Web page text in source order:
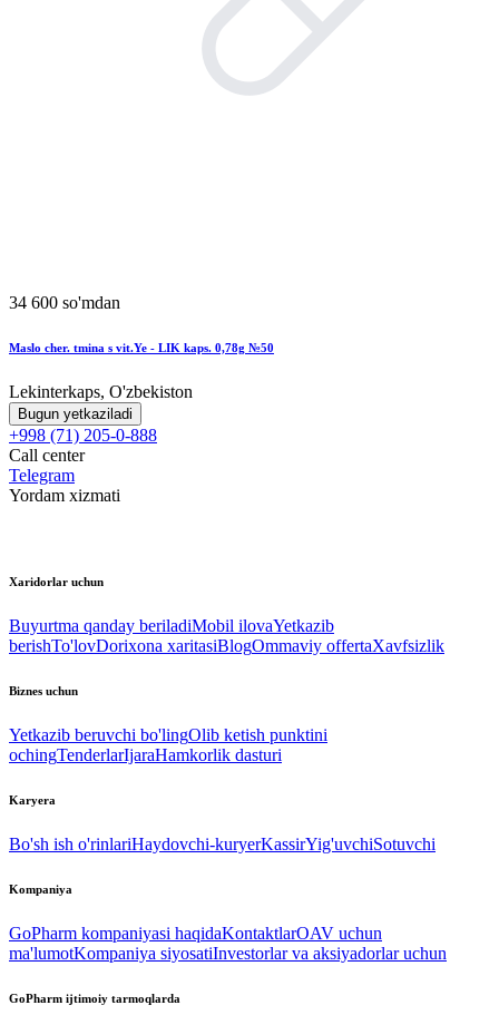
34 600 so'mdan
Maslo cher. tmina s vit.Ye - LIK kaps. 0,78g №50
Lekinterkaps, O'zbekiston
Bugun yetkaziladi
+998 (71) 205-0-888
Call center
Telegram
Yordam xizmati
Xaridorlar uchun
Buyurtma qanday beriladiMobil ilovaYetkazib
berishTo'lovDorixona xaritasiBlogOmmaviy offertaXavfsizlik
Biznes uchun
Yetkazib beruvchi bo'lingOlib ketish punktini
ochingTenderlarIjaraHamkorlik dasturi
Karyera
Bo'sh ish o'rinlariHaydovchi-kuryerKassirYig'uvchiSotuvchi
Kompaniya
GoPharm kompaniyasi haqidaKontaktlarOAV uchun
ma'lumotKompaniya siyosatiInvestorlar va aksiyadorlar uchun
GoPharm ijtimoiy tarmoqlarda